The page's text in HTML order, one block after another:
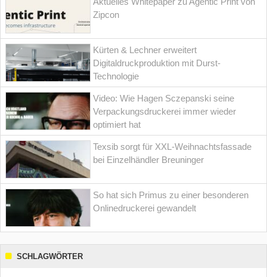
Zipcon
Kürten & Lechner erweitert
Digitaldruckproduktion mit Durst-
Technologie
Video: Wie Hagen Sczepanski seine
Verpackungsdruckerei immer wieder
optimiert hat
Texsib sorgt für XXL-Weihnachtsfassade
bei Einzelhändler Breuninger
So hat sich Primus zu einer besonderen
Onlinedruckerei gewandelt
SCHLAGWÖRTER